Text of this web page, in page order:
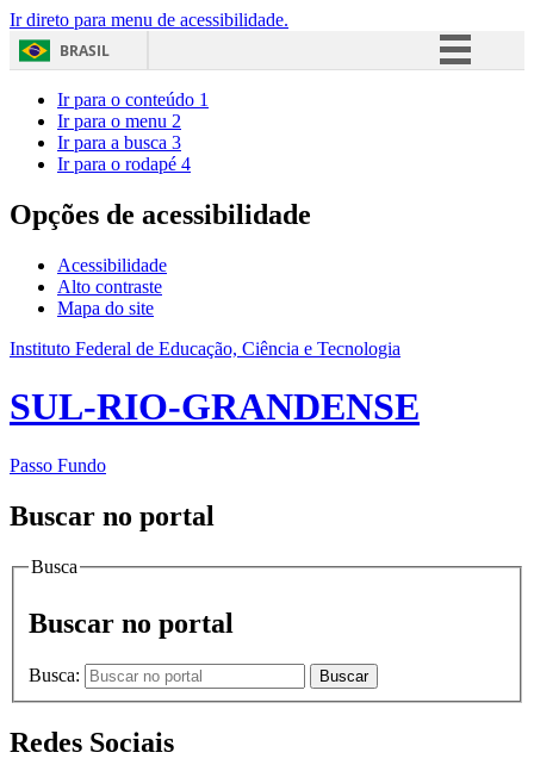
Ir direto para menu de acessibilidade.
BRASIL
Acesso à informação
Ir para o conteúdo 1
Ir para o menu 2
Ir para a busca 3
Ir para o rodapé 4
Opções de acessibilidade
Acessibilidade
Alto contraste
Mapa do site
Instituto Federal de Educação, Ciência e Tecnologia
SUL-RIO-GRANDENSE
Passo Fundo
Buscar no portal
Busca
Buscar no portal
Busca: Buscar
Redes Sociais